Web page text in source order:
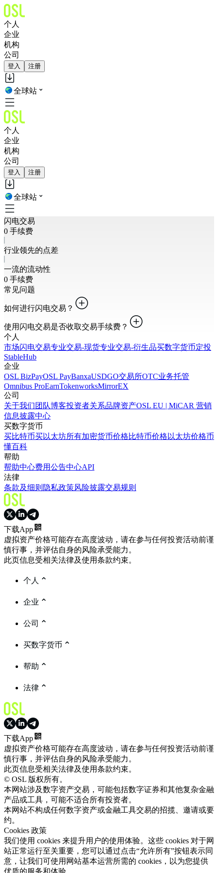
个人
企业
机构
公司
登入 注册
全球站
个人
企业
机构
公司
登入 注册
全球站
闪电交易
0 手续费
行业领先的点差
一流的流动性
0 手续费
常见问题
如何进行闪电交易？
使用闪电交易是否收取交易手续费？
个人
市场闪电交易专业交易-现货专业交易-衍生品买数字货币定投
StableHub
企业
OSL BizPayOSL PayBanxaUSDGO交易所OTC业务托管
Omnibus ProEarnTokenworksMirrorEX
公司
关于我们团队博客投资者关系品牌资产OSL EU | MiCAR 营销
信息披露中心
买数字货币
买比特币买以太坊所有加密货币价格比特币价格 以太坊价格币
懂百科
帮助
帮助中心费用公告中心API
法律
条款及细则 隐私政策风险披露交易规则
下载App
虚拟资产价格可能存在高度波动，请在参与任何投资活动前谨
慎行事，并评估自身的风险承受能力。
此页信息受相关法律及使用条款约束。
个人
企业
公司
买数字货币
帮助
法律
下载App
虚拟资产价格可能存在高度波动，请在参与任何投资活动前谨
慎行事，并评估自身的风险承受能力。
此页信息受相关法律及使用条款约束。
© OSL 版权所有。
本网站涉及数字资产交易，可能包括数字证券和其他复杂金融
产品或工具，可能不适合所有投资者。
本网站不构成任何数字资产或金融工具交易的招揽、邀请或要
约。
Cookies 政策
我们使用 cookies 来提升用户的使用体验。这些 cookies 对于网
站正常运行至关重要，您可以通过点击“允许所有”按钮表示同
意，让我们可使用网站基本运营所需的 cookies，以为您提供
优质的服务和体验。